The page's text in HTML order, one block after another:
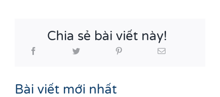
Chia sẻ bài viết này!
Bài viết mới nhất